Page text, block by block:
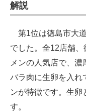
解説
第1位は徳島市大道
でした。全12店舗
メンの人気店で、
バラ肉に生卵を入れ
ンが特徴です。生卵
す。